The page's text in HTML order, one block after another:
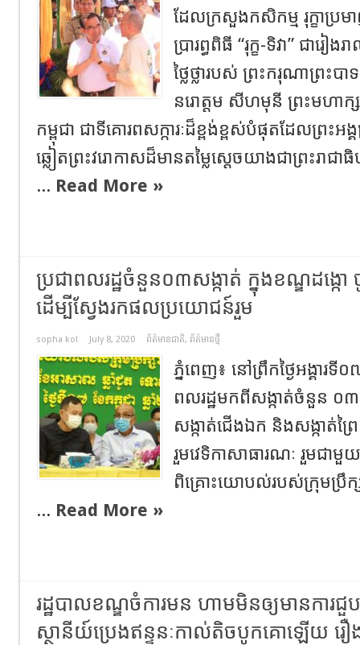
ដែលក្រសួងកសិកម្ម រុក្ខាប្រ
ប្រារព្ធពិធី “រុក្ខ-ទិវា” ជារៀង
ថ្លៃថ្លារបស់ ព្រះករុណាព្រះប
នរោត្តម សីហមុនី ព្រះមហាក្ស
កម្ពុជា ជាទីគោរពសក្ការៈដ៏ខ្ពង់ខ្ពស់បំផុតដែលព្រះ
ឆ្លៀតព្រះវរោកាសដ៏មានតម្លៃស្តេចយាងជាព្រះរាជ
... Read More »
ប្រជាពលរដ្ឋចំនួន០៣សង្កាត់ ក្នុងខណ្ឌដង្កោ
ដើម្បីស្វែងរកផលប្រយោជន៍រួម
sopha kol July 8, 2020 ព័ត៌មានជាតិ, ព័ត៌មានថ្មី
ភ្នំពេញ៖ នៅព្រឹកថ្ងៃអង្គារទី
ពលរដ្ឋមកពីសង្កាត់ចំនួន ០៣
សង្កាត់ជើងឯក និងសង្កាត់ព្
រួមវេទិកាសាធារណៈ រួមជាមួ
ពិគ្រោះយោបល់របស់ក្រុមប្រឹក្
... Read More »
រដ្ឋបាលខណ្ឌចំការមន ហាមមិនឲ្យមានការជួ
ស្ថានីយ៍ប្រេងឥន្ទនៈកាល់តិចបូកគោឡើយ